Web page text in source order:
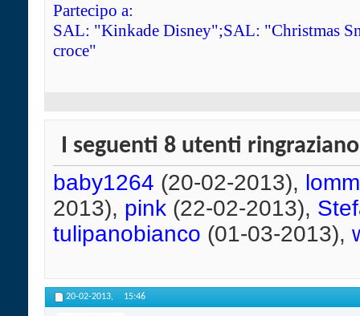
Partecipo a:
SAL: "Kinkade Disney";SAL: "Christmas
croce"
I seguenti 8 utenti
baby1264 (20-02-2013),
2013), pink (22-02-2013),
tulipanobianco (01-03-2013),
20-02-2013, 15:46